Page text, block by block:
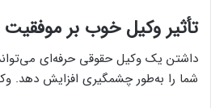
تأثیر وکیل خوب بر موفقیت
داشتن یک وکیل حقوقی حرفه‌ای
شما را به‌طور چشمگیری افزایش دهد.